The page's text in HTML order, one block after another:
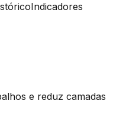
Indicadores
e reduz camadas